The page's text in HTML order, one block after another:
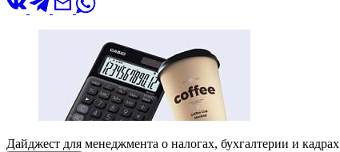
Дайджест для менеджмента о налогах, бухгалтерии и кадрах